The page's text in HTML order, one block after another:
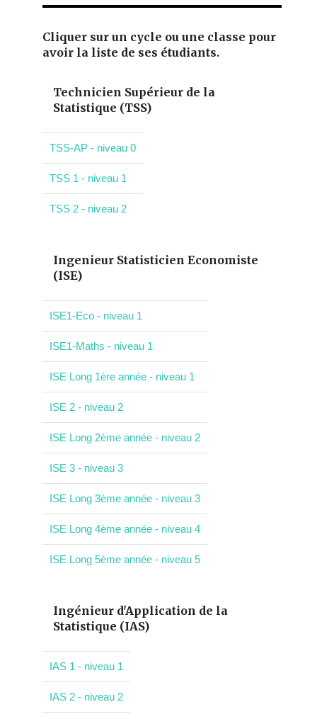
Cliquer sur un cycle ou une classe pour
avoir la liste de ses étudiants.
Technicien Supérieur de la
Statistique (TSS)
TSS-AP - niveau 0
TSS 1 - niveau 1
TSS 2 - niveau 2
Ingenieur Statisticien Economiste
(ISE)
ISE1-Eco - niveau 1
ISE1-Maths - niveau 1
ISE Long 1ère année - niveau 1
ISE 2 - niveau 2
ISE Long 2ème année - niveau 2
ISE 3 - niveau 3
ISE Long 3ème année - niveau 3
ISE Long 4ème année - niveau 4
ISE Long 5ème année - niveau 5
Ingénieur d'Application de la
Statistique (IAS)
IAS 1 - niveau 1
IAS 2 - niveau 2